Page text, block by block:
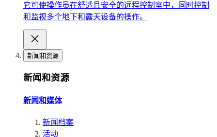
它可使操作员在舒适且安全的远程控制室中，同时控制
和监视多个地下和露天设备的操作。
新闻和资源
新闻和资源
新闻和媒体
新闻档案
活动